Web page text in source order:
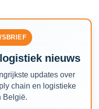
nieuws
updates over
chain en logistieke
België.